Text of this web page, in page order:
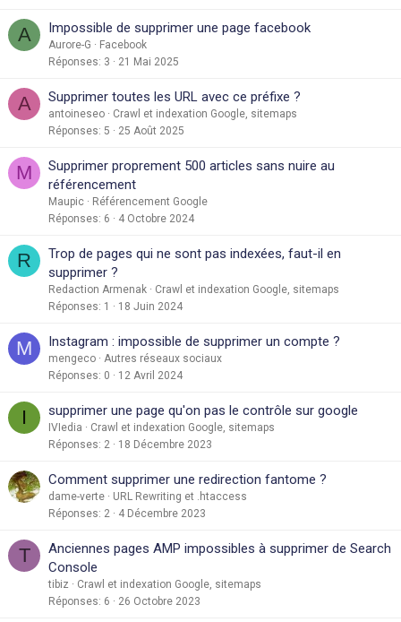
A Impossible de supprimer une page facebook
Aurore-G
Facebook
Réponses 3 21 Mai 2025
A Supprimer toutes les URL avec ce préfixe ?
antoineseo
Crawl et indexation Google, sitemaps
Réponses 5 25 Août 2025
M
Supprimer proprement 500 articles sans nuire au
référencement
Maupic
Référencement Google
Réponses 6 4 Octobre 2024
R
Trop de pages qui ne sont pas indexées, faut-il en
supprimer ?
Redaction Armenak
Crawl et indexation Google, sitemaps
Réponses 1 18 Juin 2024
M Instagram : impossible de supprimer un compte ?
mengeco
Autres réseaux sociaux
Réponses 0 12 Avril 2024
I supprimer une page qu'on pas le contrôle sur google
IVIedia
Crawl et indexation Google, sitemaps
Réponses 2 18 Décembre 2023
Comment supprimer une redirection fantome ?
dame-verte
URL Rewriting et .htaccess
Réponses 2 4 Décembre 2023
T
Anciennes pages AMP impossibles à supprimer de Search
Console
tibiz
Crawl et indexation Google, sitemaps
Réponses 6 26 Octobre 2023